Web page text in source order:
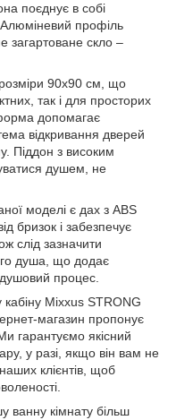
поєднує в собі
Алюміневий профіль
загартоване скло –
90x90 см, що
так і для просторих
допомагає
відкривання дверей
Піддон з високим
душем, не
моделі є дах з ABS
бризок і забезпечує
слід зазначити
душа, що додає
процес.
Mixxus STRONG
магазин пропонує
гарантуємо якісний
у разі, якщо він вам не
клієнтів, щоб
ванну кімнату більш